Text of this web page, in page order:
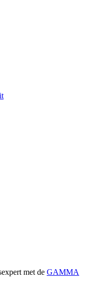
met de GAMMA